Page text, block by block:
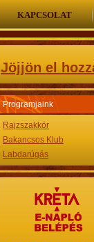
KAPCSOLAT
Jöjjön el
Programjaink
Rajzszakkör
Bakancsos Klub
Labdarúgás